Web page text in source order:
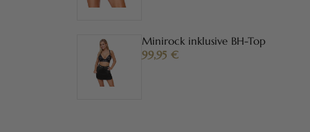
Minirock inklusive BH-Top
99,95€